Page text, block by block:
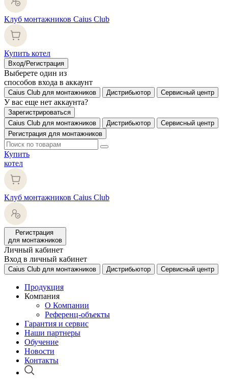
Клуб монтажников Caius Club
Купить котел
Вход/Регистрация
Выберете один из
способов входа в аккаунт
Caius Club для монтажников Дистрибьютор Сервисный центр
У вас еще нет аккаунта?
Зарегистрироваться
Caius Club для монтажников
Дистрибьютор
Сервисный центр
Регистрация для монтажников
Купить
котел
Клуб монтажников Caius Club
Регистрация
для монтажников
Личный кабинет
Вход в личный кабинет
Caius Club для монтажников Дистрибьютор Сервисный центр
Продукция
Компания
О Компании
Референц-объекты
Гарантия и сервис
Наши партнеры
Обучение
Новости
Контакты